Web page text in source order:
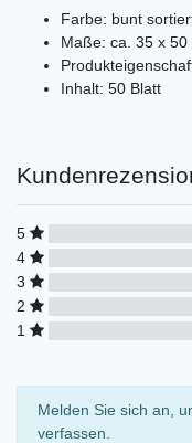
Farbe: bunt
Maße: ca. 35 x 50
Inhalt: 50 Blatt
5
4
3
2
1
Melden Sie sich an,
verfassen.